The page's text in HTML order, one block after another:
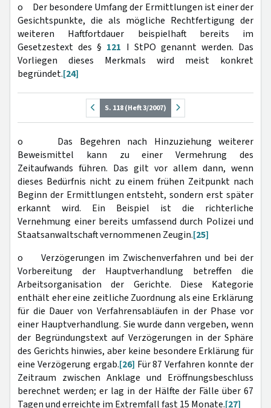
o Der besondere Umfang der Ermittlungen ist einer der
Gesichtspunkte, die als mögliche Rechtfertigung der
weiteren Haftfortdauer beispielhaft bereits im
Gesetzestext des § 121 I StPO genannt werden. Das
Vorliegen dieses Merkmals wird meist konkret
begründet.[24]
S. 118 (Heft 3/2007)
o Das Begehren nach Hinzuziehung weiterer
Beweismittel kann zu einer Vermehrung des
Zeitaufwands führen. Das gilt vor allem dann, wenn
dieses Bedürfnis nicht zu einem frühen Zeitpunkt nach
Beginn der Ermittlungen entsteht, sondern erst später
erkannt wird. Ein Beispiel ist die richterliche
Vernehmung einer bereits umfassend durch Polizei und
Staatsanwaltschaft vernommenen Zeugin.[25]
o Verzögerungen im Zwischenverfahren und bei der
Vorbereitung der Hauptverhandlung betreffen die
Arbeitsorganisation der Gerichte. Diese Kategorie
enthält eher eine zeitliche Zuordnung als eine Erklärung
für die Dauer von Verfahrensabläufen in der Phase vor
einer Hauptverhandlung. Sie wurde dann vergeben, wenn
der Begründungstext auf Verzögerungen in der Sphäre
des Gerichts hinwies, aber keine besondere Erklärung für
eine Verzögerung ergab.[26] Für 87 Verfahren konnte der
Zeitraum zwischen Anklage und Eröffnungsbeschluss
berechnet werden; er lag in der Hälfte der Fälle über 67
Tagen und erreichte im Extremfall fast 15 Monate.[27]